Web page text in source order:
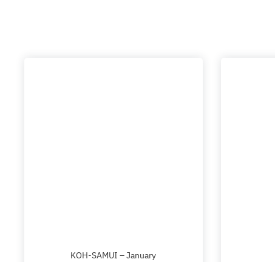
KOH-SAMUI – January